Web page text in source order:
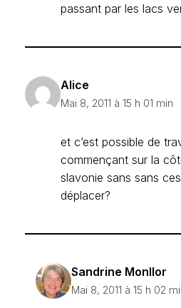
passant par les lacs
Alice
Mai 8, 2011 à 15 h 01 min
et c’est possible de
commençant sur la
slavonie sans sans
déplacer?
Sandrine Monllor
Mai 8, 2011 à 15 h 02